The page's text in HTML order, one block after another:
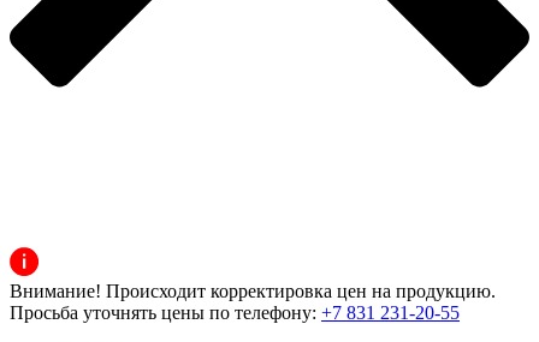
Внимание! Происходит корректировка цен на продукцию.
Просьба уточнять цены по телефону: +7 831 231-20-55